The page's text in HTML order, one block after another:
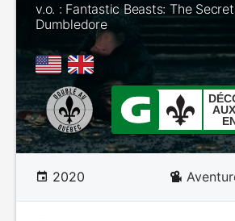
v.o. : Fantastic Beasts: The
Dumbledore
2020